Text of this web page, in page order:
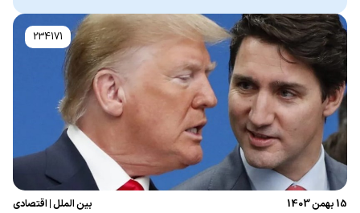
234171
15 بهمن 1403 بین الملل| اقتصادی